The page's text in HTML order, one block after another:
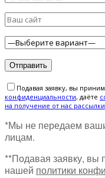
Подавая заявку, вы
конфиденциальности, даёте
на получение от нас рассылки
*Мы не передаем
лицам.
**Подавая заявку, вы
нашей политики